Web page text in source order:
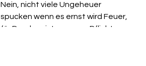
Nein, nicht viele Ungeheuer
spucken wenn es ernst wird Feuer,
für Drachen ist es sogar Pflicht,